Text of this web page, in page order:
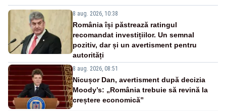
8 aug. 2026, 10:38
România își păstrează ratingul
recomandat investițiilor. Un semnal
pozitiv, dar și un avertisment pentru
autorități
8 aug. 2026, 08:51
Nicușor Dan, avertisment după decizia
Moody’s: „România trebuie să revină la
creștere economică”